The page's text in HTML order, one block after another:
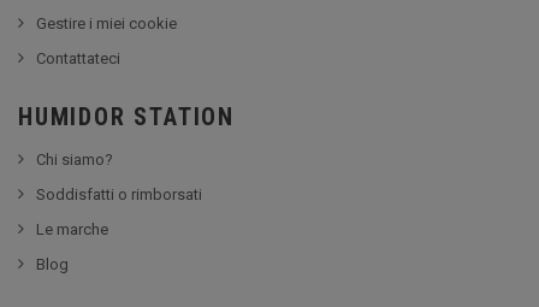
Gestire i miei cookie
Contattateci
HUMIDOR STATION
Chi siamo?
Soddisfatti o rimborsati
Le marche
Blog